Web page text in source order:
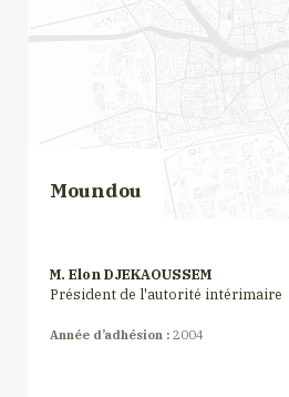
Moundou
M. Elon DJEKAOUSSEM
Président de l'autorité intérimaire
Année d’adhésion : 2004